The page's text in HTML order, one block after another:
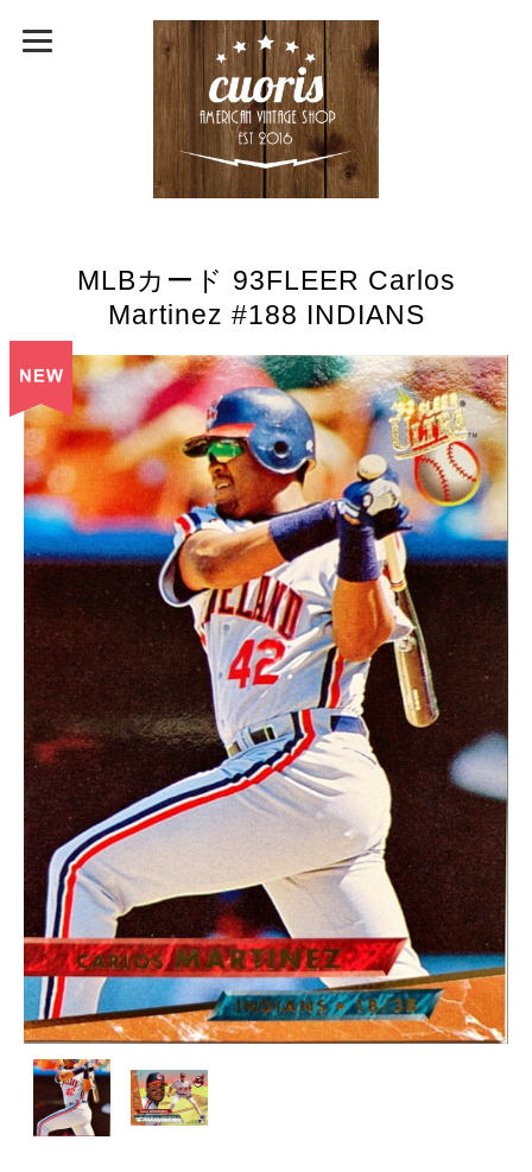
MLBカード 93FLEER Carlos
Martinez #188 INDIANS